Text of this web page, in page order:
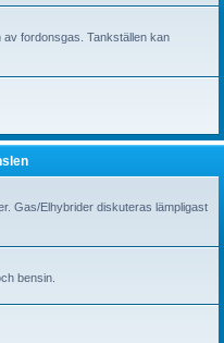
av fordonsgas. Tankställen kan
Gas/Elhybrider diskuteras lämpligast
bensin.